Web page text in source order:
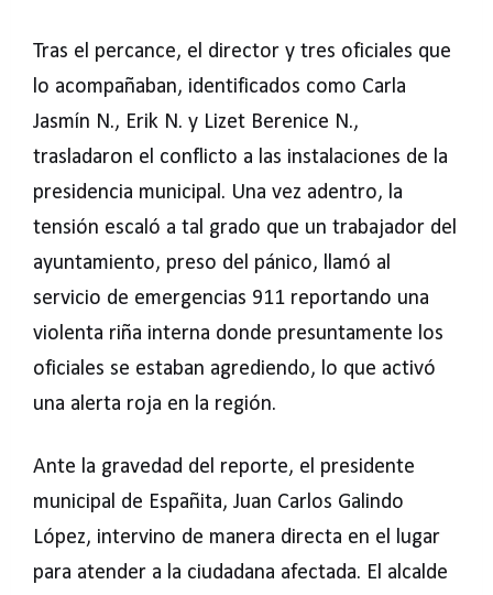
Tras el percance, el director y tres oficiales que
lo acompañaban, identificados como Carla
Jasmín N., Erik N. y Lizet Berenice N.,
trasladaron el conflicto a las instalaciones de la
presidencia municipal. Una vez adentro, la
tensión escaló a tal grado que un trabajador del
ayuntamiento, preso del pánico, llamó al
servicio de emergencias 911 reportando una
violenta riña interna donde presuntamente los
oficiales se estaban agrediendo, lo que activó
una alerta roja en la región.
Ante la gravedad del reporte, el presidente
municipal de Españita, Juan Carlos Galindo
López, intervino de manera directa en el lugar
para atender a la ciudadana afectada. El alcalde